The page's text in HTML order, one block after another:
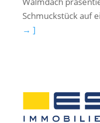
Schmuckstück auf
→ ]